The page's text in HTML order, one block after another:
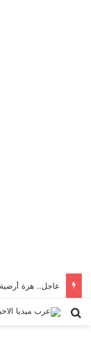
عاجل.. هزة
بحث عن